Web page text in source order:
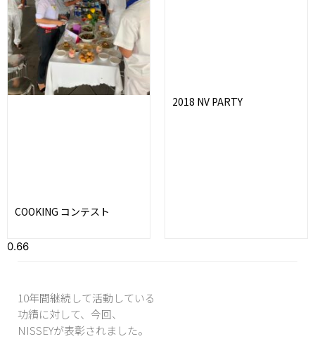
COOKING コンテスト
2018 NV PARTY
10年間継続して活動している
功績に対して、今回、
NISSEYが表彰されました。